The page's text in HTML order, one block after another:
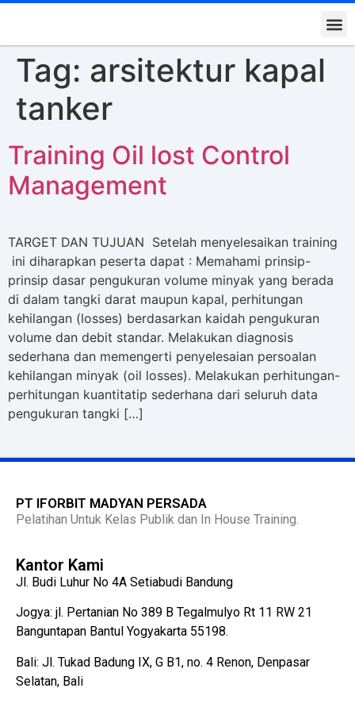
Tag: arsitektur kapal
tanker
Training Oil lost Control
Management
TARGET DAN TUJUAN Setelah menyelesaikan training
ini diharapkan peserta dapat : Memahami prinsip-
prinsip dasar pengukuran volume minyak yang berada
di dalam tangki darat maupun kapal, perhitungan
kehilangan (losses) berdasarkan kaidah pengukuran
volume dan debit standar. Melakukan diagnosis
sederhana dan memengerti penyelesaian persoalan
kehilangan minyak (oil losses). Melakukan perhitungan-
perhitungan kuantitatip sederhana dari seluruh data
pengukuran tangki […]
PT IFORBIT MADYAN PERSADA
Pelatihan Untuk Kelas Publik dan In House Training.
Kantor Kami
Jl. Budi Luhur No 4A Setiabudi Bandung
Jogya: jl. Pertanian No 389 B Tegalmulyo Rt 11 RW 21
Banguntapan Bantul Yogyakarta 55198.
Bali: Jl. Tukad Badung IX, G B1, no. 4 Renon, Denpasar
Selatan, Bali